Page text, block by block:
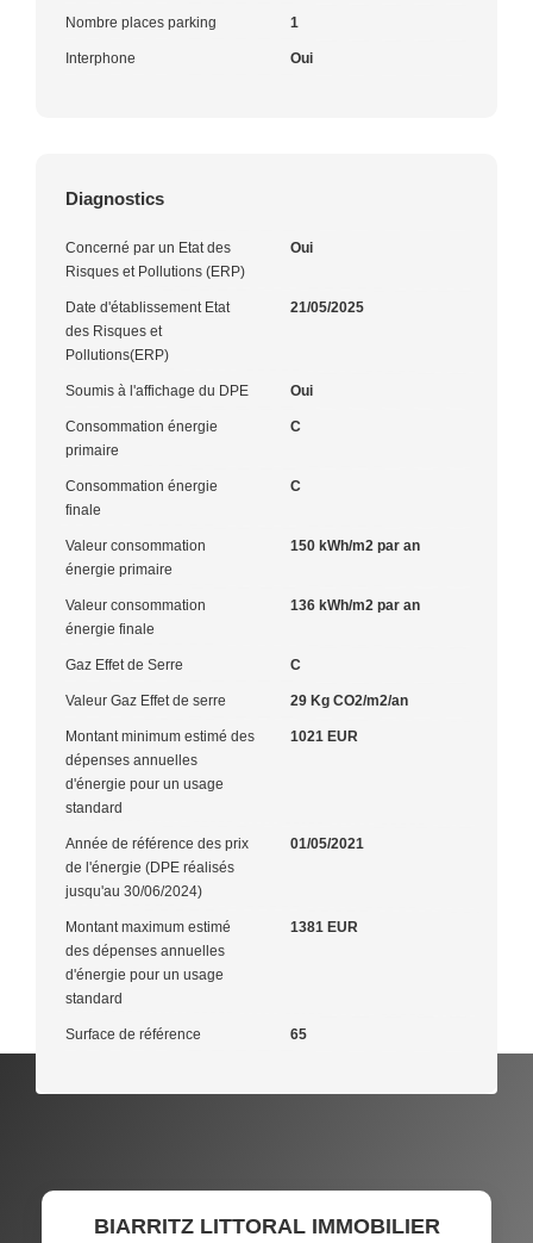
Nombre places parking 1
Interphone Oui
Diagnostics
Concerné par un Etat des
Risques et Pollutions (ERP)
Oui
Date d'établissement Etat
des Risques et
Pollutions(ERP)
21/05/2025
Soumis à l'affichage du DPE Oui
Consommation énergie
primaire
C
Consommation énergie
finale
C
Valeur consommation
énergie primaire
150 kWh/m2 par an
Valeur consommation
énergie finale
136 kWh/m2 par an
Gaz Effet de Serre C
Valeur Gaz Effet de serre 29 Kg CO2/m2/an
Montant minimum estimé des
dépenses annuelles
d'énergie pour un usage
standard
1021 EUR
Année de référence des prix
de l'énergie (DPE réalisés
jusqu'au 30/06/2024)
01/05/2021
Montant maximum estimé
des dépenses annuelles
d'énergie pour un usage
standard
1381 EUR
Surface de référence 65
BIARRITZ LITTORAL IMMOBILIER